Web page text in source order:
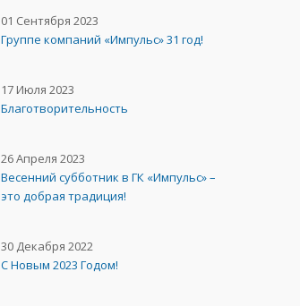
01 Сентября 2023
Группе компаний «Импульс» 31 год!
17 Июля 2023
Благотворительность
26 Апреля 2023
Весенний субботник в ГК «Импульс» –
это добрая традиция!
30 Декабря 2022
С Новым 2023 Годом!